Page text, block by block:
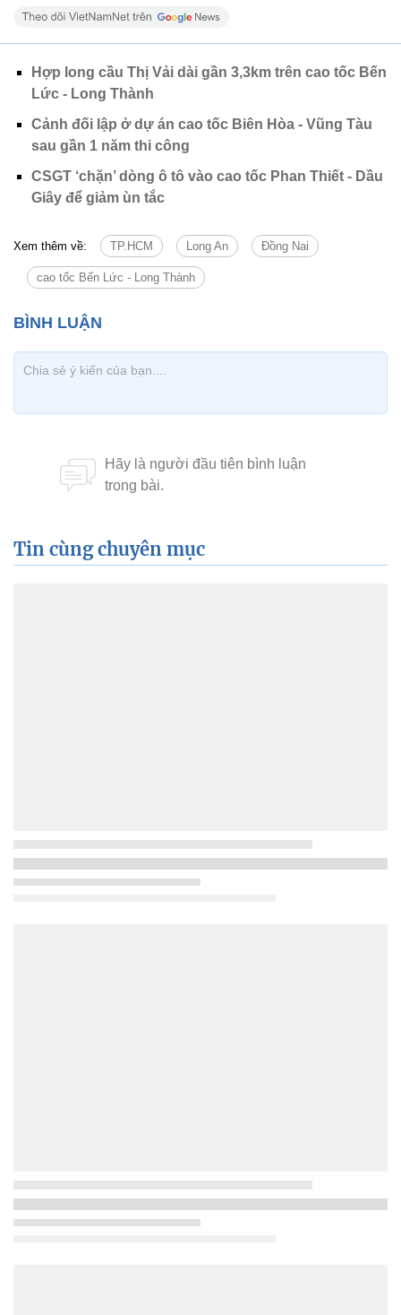
Hợp long cầu Thị Vải dài gần 3,3km trên cao tốc Bến
Lức - Long Thành
Cảnh đối lập ở dự án cao tốc Biên Hòa - Vũng Tàu
sau gần 1 năm thi công
CSGT ‘chặn’ dòng ô tô vào cao tốc Phan Thiết - Dầu
Giây để giảm ùn tắc
Xem thêm về: TP.HCM Long An Đồng Nai
cao tốc Bến Lức - Long Thành
Tin cùng chuyên mục